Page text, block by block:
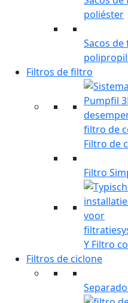
poliéster
Sacos
Filtros de filtro
Filtro de
Filtro
Y Filtro
Filtros de ciclone